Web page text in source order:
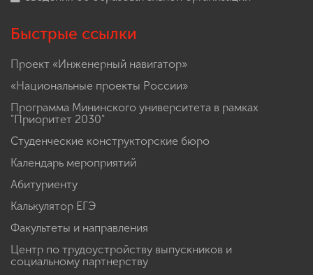
Быстрые ссылки
Проект «Инженерный навигатор»
«Национальные проекты России»
Программа Мининского университета в рамках
"Приоритет 2030"
Студенческие конструкторские бюро
Календарь мероприятий
Абитуриенту
Калькулятор ЕГЭ
Факультеты и направления
Центр по трудоустройству выпускников и
социальному партнерству